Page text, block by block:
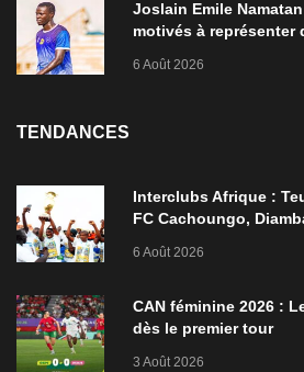
Joslain Emile
motivés à
6 Août 2026
TENDANCES
Interclubs Afrique :
FC Cachoungo,
6 Août 2026
CAN féminine 2026 :
dès le premier tour
3 Août 2026